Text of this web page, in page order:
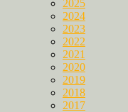
2025
2024
2023
2022
2021
2020
2019
2018
2017